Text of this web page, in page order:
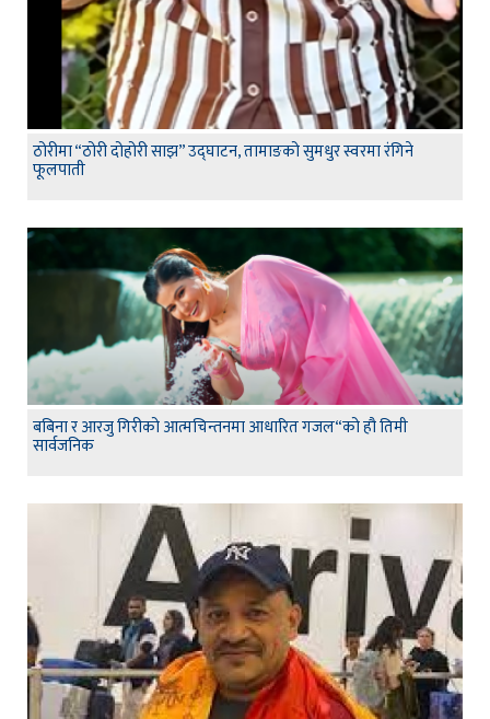
ठोरीमा “ठोरी दोहोरी साझ” उद्घाटन, तामाङको सुमधुर स्वरमा रंगिने
फूलपाती
बबिना र आरजु गिरीको आत्मचिन्तनमा आधारित गजल“को हौ तिमी
सार्वजनिक